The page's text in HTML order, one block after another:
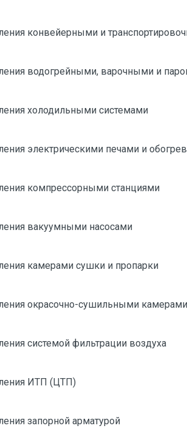
конвейерными и
водогрейными, варочными и
холодильными системами
электрическими печами и
компрессорными станциями
вакуумными насосами
камерами сушки и пропарки
окрасочно-сушильными камерами
системой фильтрации воздуха
ИТП (ЦТП)
запорной арматурой